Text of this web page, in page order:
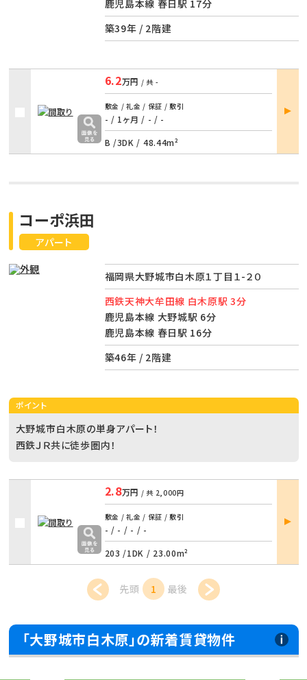
鹿児島本線 春日駅 17分
築39年 / 2階建
6.2万円 / 共 -
敷金 / 礼金 / 保証 / 敷引
- / 1ヶ月 / - / -
B /3DK / 48.44m²
部屋
詳細
アパート
コーポ浜田
福岡県大野城市白木原１丁目１-２０
西鉄天神大牟田線 白木原駅 3分
鹿児島本線 大野城駅 6分
鹿児島本線 春日駅 16分
築46年 / 2階建
ポイント
大野城市白木原の単身アパート！
西鉄ＪＲ共に徒歩圏内！
2.8万円 / 共 2,000円
敷金 / 礼金 / 保証 / 敷引
- / - / - / -
203 /1DK / 23.00m²
部屋
詳細
先頭 1 最後
「大野城市白木原」の新着賃貸物件